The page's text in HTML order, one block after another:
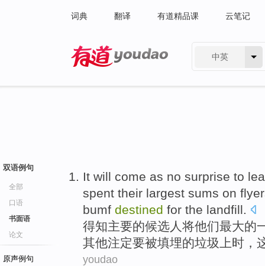
词典 翻译 有道精品课 云笔记
中英
双语例句
全部
口语
书面语
论文
原声例句
It will come as no surprise to
spent their largest sums on
bumf destined for the landfill.
得知主要的候选人 将他们最大的
其他注定要被填埋的垃圾上时，
youdao